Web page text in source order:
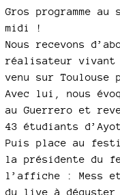
Gros programme au
midi !
Nous recevons
réalisateur vivant
venu sur Toulouse
Avec lui, nous
au Guerrero et
43 étudiants
Puis place au
la présidente du
l’affiche : Mess
du live à déguster